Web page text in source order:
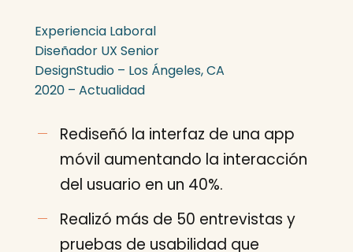
Experiencia Laboral
Diseñador UX Senior
DesignStudio – Los Ángeles, CA
2020 – Actualidad
Rediseñó la interfaz de una app
móvil aumentando la interacción
del usuario en un 40%.
Realizó más de 50 entrevistas y
pruebas de usabilidad que